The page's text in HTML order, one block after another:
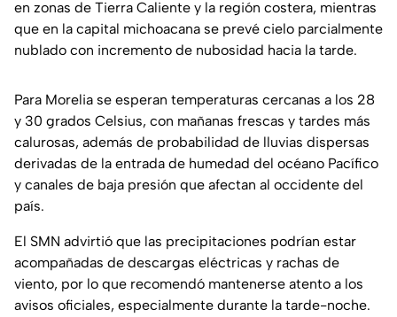
en zonas de Tierra Caliente y la región costera, mientras
que en la capital michoacana se prevé cielo parcialmente
nublado con incremento de nubosidad hacia la tarde.
Para Morelia se esperan temperaturas cercanas a los 28
y 30 grados Celsius, con mañanas frescas y tardes más
calurosas, además de probabilidad de lluvias dispersas
derivadas de la entrada de humedad del océano Pacífico
y canales de baja presión que afectan al occidente del
país.
El SMN advirtió que las precipitaciones podrían estar
acompañadas de descargas eléctricas y rachas de
viento, por lo que recomendó mantenerse atento a los
avisos oficiales, especialmente durante la tarde-noche.